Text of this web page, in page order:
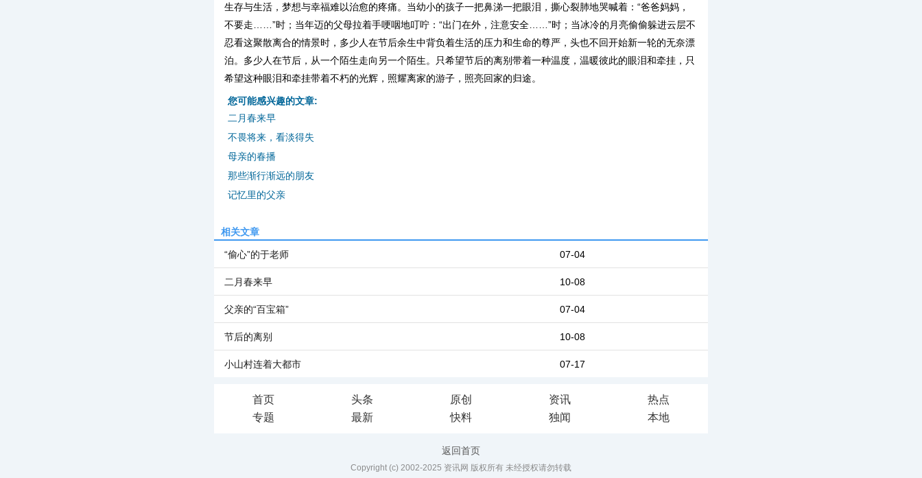
生存与生活，梦想与幸福难以治愈的疼痛。当幼小的孩子一把鼻涕一把眼泪，撕心裂肺地哭喊着：“爸爸妈妈，
不要走……”时；当年迈的父母拉着手哽咽地叮咛：“出门在外，注意安全……”时；当冰冷的月亮偷偷躲进云层不
忍看这聚散离合的情景时，多少人在节后余生中背负着生活的压力和生命的尊严，头也不回开始新一轮的无奈漂
泊。多少人在节后，从一个陌生走向另一个陌生。只希望节后的离别带着一种温度，温暖彼此的眼泪和牵挂，只
希望这种眼泪和牵挂带着不朽的光辉，照耀离家的游子，照亮回家的归途。
您可能感兴趣的文章:
二月春来早
不畏将来，看淡得失
母亲的春播
那些渐行渐远的朋友
记忆里的父亲
相关文章
07-04
“偷心”的于老师
10-08
二月春来早
07-04
父亲的“百宝箱”
10-08
节后的离别
07-17
小山村连着大都市
首页 头条 原创 资讯
热点
专题
最新 快料 独闻 本地
返回首页
Copyright (c) 2002-2025 资讯网 版权所有 未经授权请勿转载